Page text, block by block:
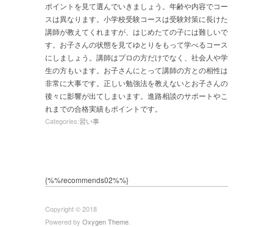
ポイントを見て選んでいきましょう。年齢や内容でコー
スは異なります。小学校受験コースは受験対策に長けた
講師が教えてくれますが、はじめたての子には難しいで
す。お子さんの状態を見てゆとりをもって学べるコース
にしましょう。講師はプロの方だけでなく、社会人や学
生の方もいます。お子さんにとって講師の方との相性は
非常に大事です。正しい勉強法を教えないとお子さんの
後々に影響が出てしまいます。進路相談のサポートやこ
れまでの合格実績もポイントです。
Categories:習い事
{%%recommends02%%}
Copyright © 2018
Powered by Oxygen Theme